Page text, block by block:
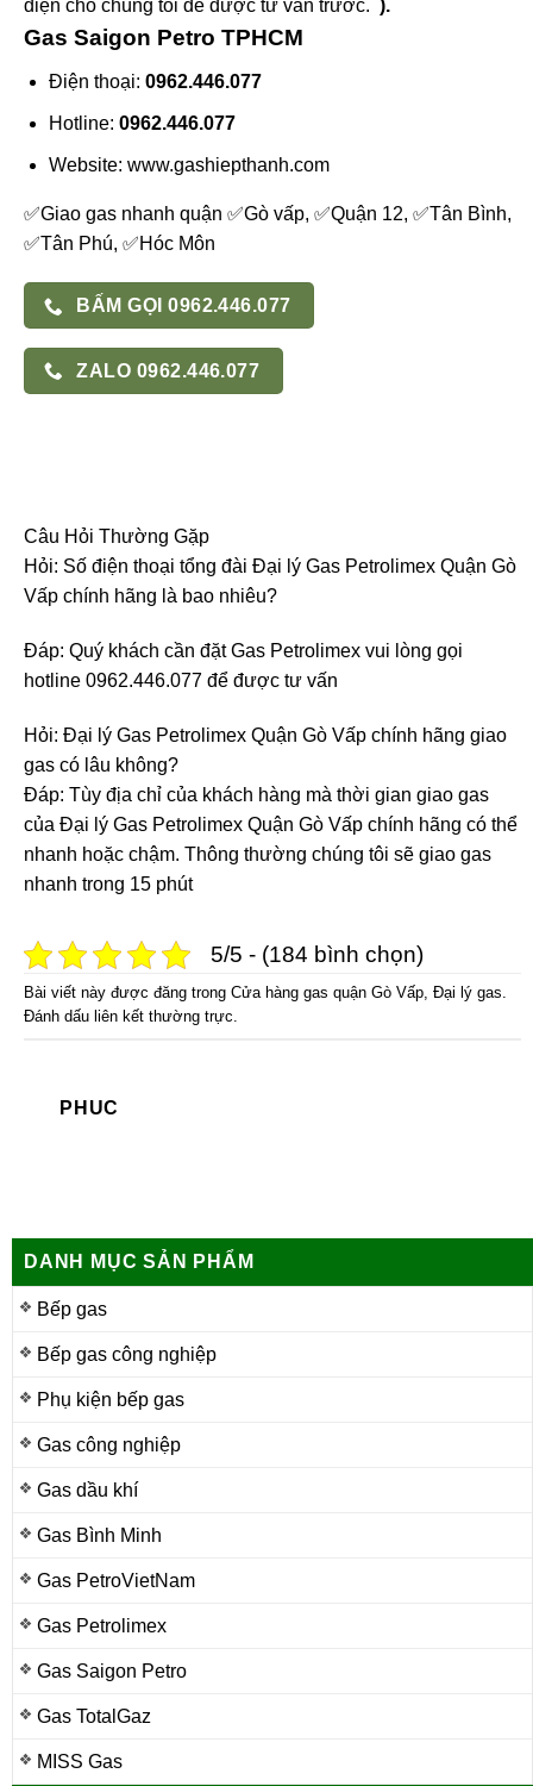
điện cho chúng tôi đễ được tư vấn trước. ).
Gas Saigon Petro TPHCM
Điện thoại: 0962.446.077
Hotline: 0962.446.077
Website: www.gashiepthanh.com
✅Giao gas nhanh quận ✅Gò vấp, ✅Quận 12, ✅Tân Bình,
✅Tân Phú, ✅Hóc Môn
BẤM GỌI 0962.446.077
ZALO 0962.446.077
Câu Hỏi Thường Gặp
Hỏi: Số điện thoại tổng đài Đại lý Gas Petrolimex Quận Gò
Vấp chính hãng là bao nhiêu?
Đáp: Quý khách cần đặt Gas Petrolimex vui lòng gọi
hotline 0962.446.077 để được tư vấn
Hỏi: Đại lý Gas Petrolimex Quận Gò Vấp chính hãng giao
gas có lâu không?
Đáp: Tùy địa chỉ của khách hàng mà thời gian giao gas
của Đại lý Gas Petrolimex Quận Gò Vấp chính hãng có thể
nhanh hoặc chậm. Thông thường chúng tôi sẽ giao gas
nhanh trong 15 phút
5/5 - (184 bình chọn)
Bài viết này được đăng trong Cửa hàng gas quận Gò Vấp Đại lý gas
Đánh dấu liên kết thường trực
PHUC
DANH MỤC SẢN PHẨM
Bếp gas
Bếp gas công nghiệp
Phụ kiện bếp gas
Gas công nghiệp
Gas dầu khí
Gas Bình Minh
Gas PetroVietNam
Gas Petrolimex
Gas Saigon Petro
Gas TotalGaz
MISS Gas